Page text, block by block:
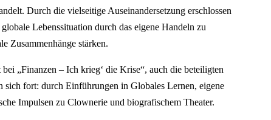
Durch die vielseitige Auseinandersetzung erschlossen
Lebenssituation durch das eigene Handeln zu
Zusammenhänge stärken.
„Finanzen – Ich krieg‘ die Krise“, auch die beteiligten
fort: durch Einführungen in Globales Lernen, eigene
Impulsen zu Clownerie und biografischem Theater.